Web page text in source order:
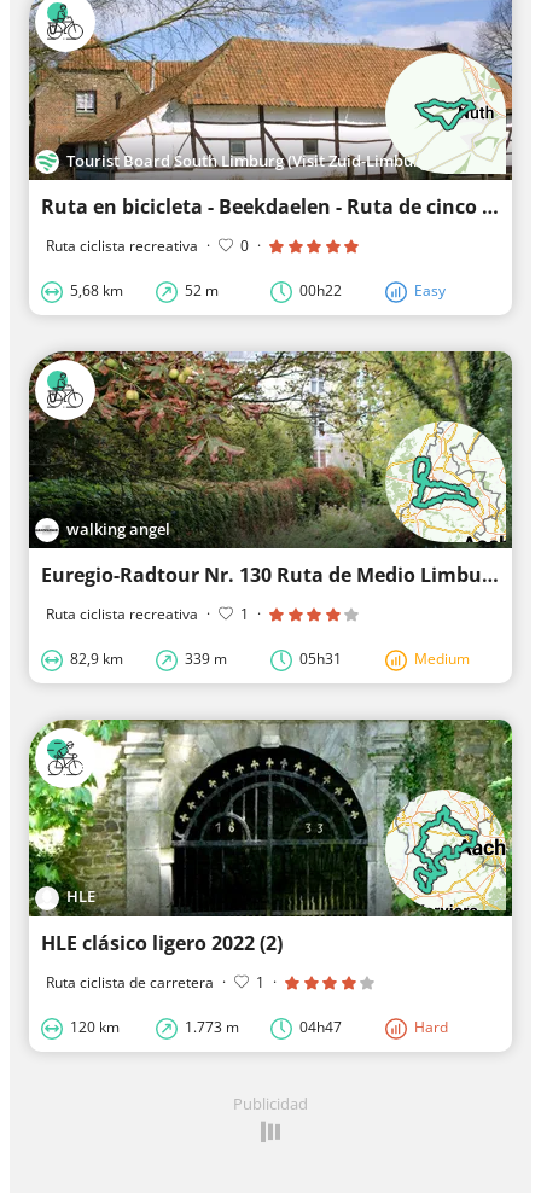
Tourist Board South Limburg (Visit Zuid-Limburg)
Ruta en bicicleta - Beekdaelen - Ruta de cinco aldeas
Ruta ciclista recreativa · 0 ·
5,68 km 52 m 00h22 Easy
walking angel
Euregio-Radtour Nr. 130 Ruta de Medio Limburgo
Ruta ciclista recreativa · 1 ·
82,9 km 339 m 05h31 Medium
HLE
HLE clásico ligero 2022 (2)
Ruta ciclista de carretera · 1 ·
120 km 1.773 m 04h47 Hard
Publicidad